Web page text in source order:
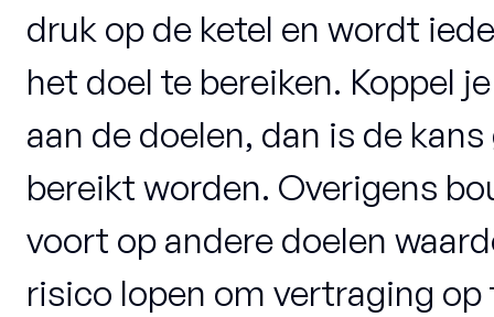
druk op de ketel en wordt
het doel te bereiken. Koppel
aan de doelen, dan is de
bereikt worden. Overigens
voort op andere doelen
risico lopen om vertraging op